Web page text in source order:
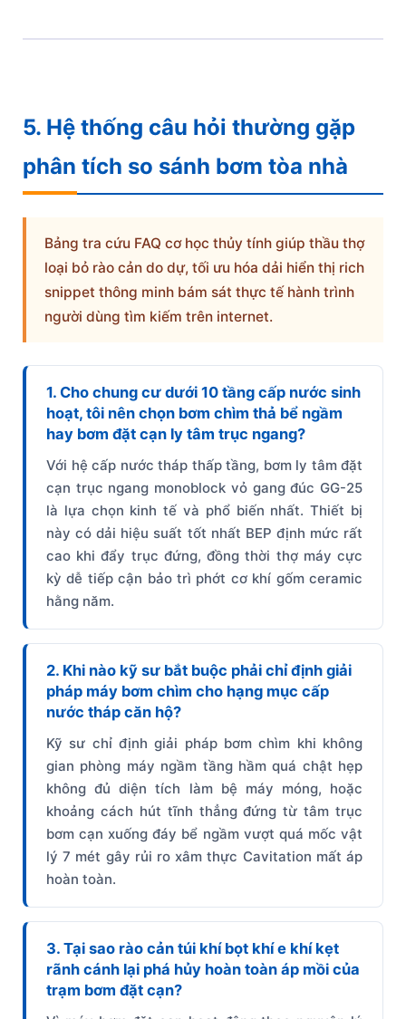
5. Hệ thống câu hỏi thường gặp
phân tích so sánh bơm tòa nhà
Bảng tra cứu FAQ cơ học thủy tính giúp thầu thợ
loại bỏ rào cản do dự, tối ưu hóa dải hiển thị rich
snippet thông minh bám sát thực tế hành trình
người dùng tìm kiếm trên internet.
1. Cho chung cư dưới 10 tầng cấp nước sinh
hoạt, tôi nên chọn bơm chìm thả bể ngầm
hay bơm đặt cạn ly tâm trục ngang?
Với hệ cấp nước tháp thấp tầng, bơm ly tâm đặt
cạn trục ngang monoblock vỏ gang đúc GG-25
là lựa chọn kinh tế và phổ biến nhất. Thiết bị
này có dải hiệu suất tốt nhất BEP định mức rất
cao khi đẩy trục đứng, đồng thời thợ máy cực
kỳ dễ tiếp cận bảo trì phớt cơ khí gốm ceramic
hằng năm.
2. Khi nào kỹ sư bắt buộc phải chỉ định giải
pháp máy bơm chìm cho hạng mục cấp
nước tháp căn hộ?
Kỹ sư chỉ định giải pháp bơm chìm khi không
gian phòng máy ngầm tầng hầm quá chật hẹp
không đủ diện tích làm bệ máy móng, hoặc
khoảng cách hút tĩnh thẳng đứng từ tâm trục
bơm cạn xuống đáy bể ngầm vượt quá mốc vật
lý 7 mét gây rủi ro xâm thực Cavitation mất áp
hoàn toàn.
3. Tại sao rào cản túi khí bọt khí e khí kẹt
rãnh cánh lại phá hủy hoàn toàn áp mồi của
trạm bơm đặt cạn?